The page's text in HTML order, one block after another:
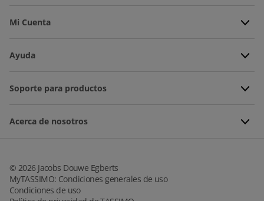
Mi Cuenta
Ayuda
Soporte para productos
Acerca de nosotros
© 2026Jacobs Douwe Egberts
MyTASSIMO: Condiciones generales de uso
Condiciones de uso